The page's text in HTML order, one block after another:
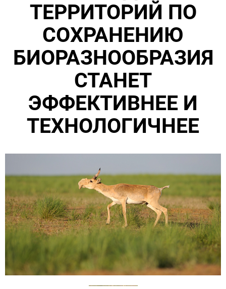
ТЕРРИТОРИЙ ПО
СОХРАНЕНИЮ
БИОРАЗНООБРАЗИЯ
СТАНЕТ
ЭФФЕКТИВНЕЕ И
ТЕХНОЛОГИЧНЕЕ